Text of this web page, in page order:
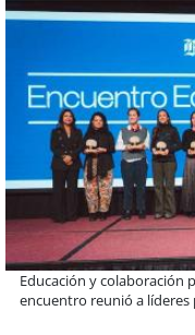
Llaman a interiorizarse de
informado al SAE